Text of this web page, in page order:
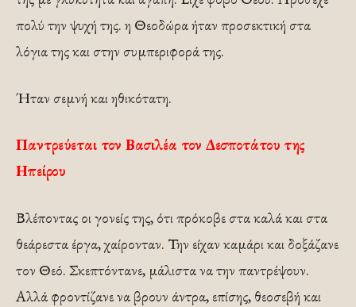
πολύ την ψυχή της. η Θεοδώρα ήταν προσεκτική στα
λόγια της και στην συμπεριφορά της.
Ήταν σεμνή και ηθικότατη.
Παντρεύεται τον Βασιλέα τον Δεσποτάτου της
Ηπείρου
Βλέποντας οι γονείς της, ότι πρόκοβε στα καλά και στα
θεάρεστα έργα, χαίρονταν. Την είχαν καμάρι και δοξάζανε
τον Θεό. Σκεπτόντανε, μάλιστα να την παντρέψουν.
Αλλά φροντίζανε να βρουν άντρα, επίσης, θεοσεβή και